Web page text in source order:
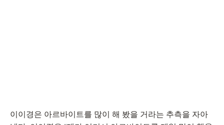
이이경은 아르바이트를 많이 해 봤을 거라는 추측을 자아